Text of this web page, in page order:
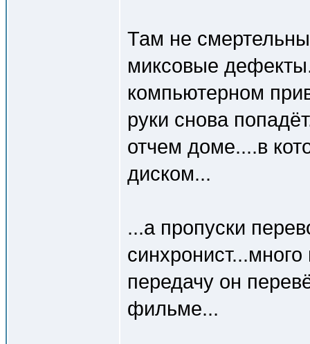
Там не
миксовые
компьютерном
руки снова
отчем доме....в
диском...
...а пропуски
передачу он
фильме...